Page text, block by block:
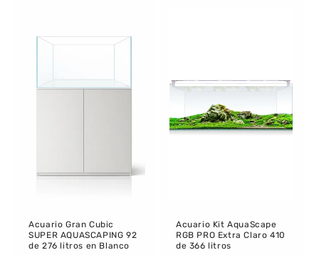
Acuario Gran Cubic
SUPER AQUASCAPING 92
de 276 litros en Blanco
Acuario Kit AquaScape
RGB PRO Extra Claro 410
de 366 litros